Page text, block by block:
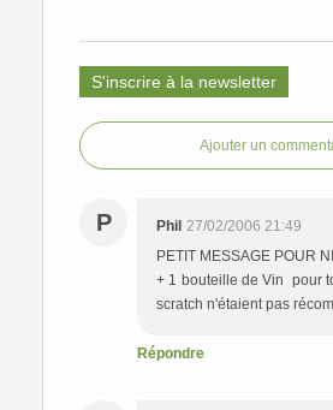
S'inscrire à la newsletter
Ajouter un
P Phil 27/02/2006 21:49
PETIT MESSAGE POUR
+ 1 bouteille de Vin pour
scratch n'étaient pas
Répondre